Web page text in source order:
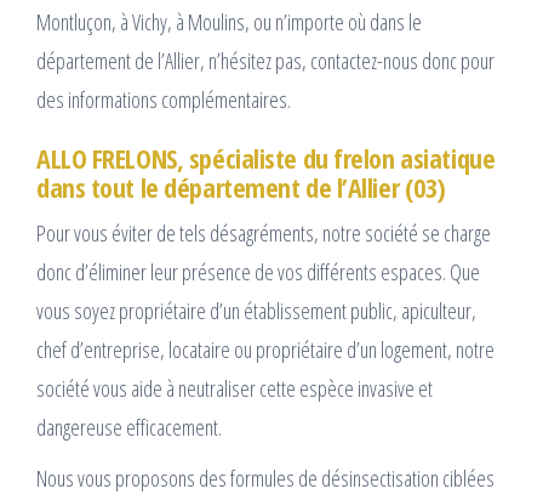
Montluçon, à Vichy, à Moulins, ou n’importe où dans le
département de l’Allier, n’hésitez pas, contactez-nous donc pour
des informations complémentaires.
ALLO FRELONS, spécialiste du frelon asiatique
dans tout le département de l’Allier (03)
Pour vous éviter de tels désagréments, notre société se charge
donc d’éliminer leur présence de vos différents espaces. Que
vous soyez propriétaire d’un établissement public, apiculteur,
chef d’entreprise, locataire ou propriétaire d’un logement, notre
société vous aide à neutraliser cette espèce invasive et
dangereuse efficacement.
Nous vous proposons des formules de désinsectisation ciblées